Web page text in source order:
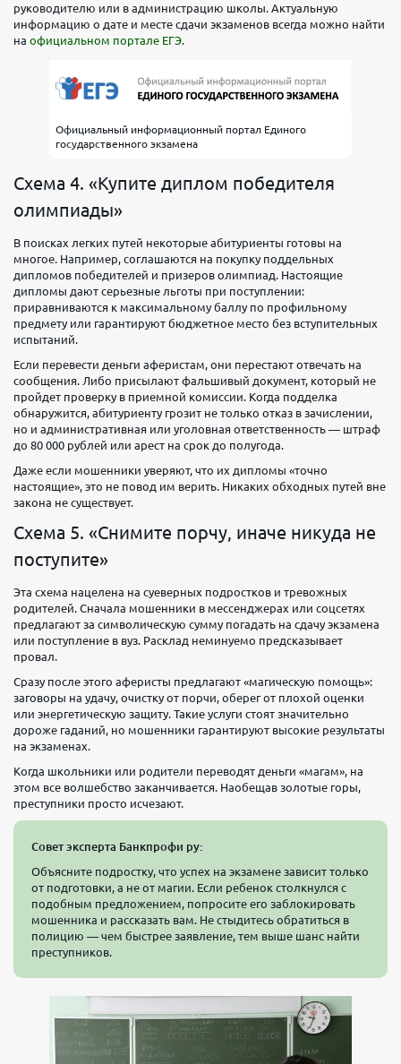
руководителю или в администрацию школы. Актуальную
информацию о дате и месте сдачи экзаменов всегда можно найти
на официальном портале ЕГЭ.
Официальный информационный портал Единого
государственного экзамена
Схема 4. «Купите диплом победителя
олимпиады»
В поисках легких путей некоторые абитуриенты готовы на
многое. Например, соглашаются на покупку поддельных
дипломов победителей и призеров олимпиад. Настоящие
дипломы дают серьезные льготы при поступлении:
приравниваются к максимальному баллу по профильному
предмету или гарантируют бюджетное место без вступительных
испытаний.
Если перевести деньги аферистам, они перестают отвечать на
сообщения. Либо присылают фальшивый документ, который не
пройдет проверку в приемной комиссии. Когда подделка
обнаружится, абитуриенту грозит не только отказ в зачислении,
но и административная или уголовная ответственность — штраф
до 80 000 рублей или арест на срок до полугода.
Даже если мошенники уверяют, что их дипломы «точно
настоящие», это не повод им верить. Никаких обходных путей вне
закона не существует.
Схема 5. «Снимите порчу, иначе никуда не
поступите»
Эта схема нацелена на суеверных подростков и тревожных
родителей. Сначала мошенники в мессенджерах или соцсетях
предлагают за символическую сумму погадать на сдачу экзамена
или поступление в вуз. Расклад неминуемо предсказывает
провал.
Сразу после этого аферисты предлагают «магическую помощь»:
заговоры на удачу, очистку от порчи, оберег от плохой оценки
или энергетическую защиту. Такие услуги стоят значительно
дороже гаданий, но мошенники гарантируют высокие результаты
на экзаменах.
Когда школьники или родители переводят деньги «магам», на
этом все волшебство заканчивается. Наобещав золотые горы,
преступники просто исчезают.
Совет эксперта Банкпрофи ру:
Объясните подростку, что успех на экзамене зависит только
от подготовки, а не от магии. Если ребенок столкнулся с
подобным предложением, попросите его заблокировать
мошенника и рассказать вам. Не стыдитесь обратиться в
полицию — чем быстрее заявление, тем выше шанс найти
преступников.